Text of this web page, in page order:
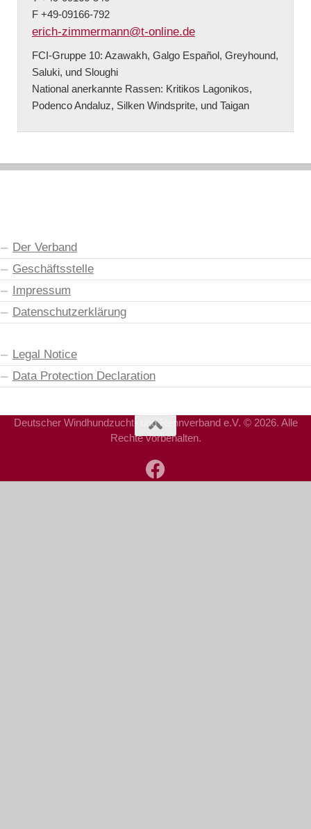
F +49-09166-792
erich-zimmermann@t-online.de
FCI-Gruppe 10: Azawakh, Galgo Español, Greyhound,
Saluki, und Sloughi
National anerkannte Rassen: Kritikos Lagonikos,
Podenco Andaluz, Silken Windsprite, und Taigan
Der Verband
Geschäftsstelle
Impressum
Datenschutzerklärung
Legal Notice
Data Protection Declaration
Deutscher Windhundzucht- und Rennverband e.V. © 2026. Alle
Rechte vorbehalten.